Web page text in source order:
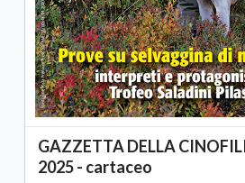
GAZZETTA DELLA
2025 - cartaceo